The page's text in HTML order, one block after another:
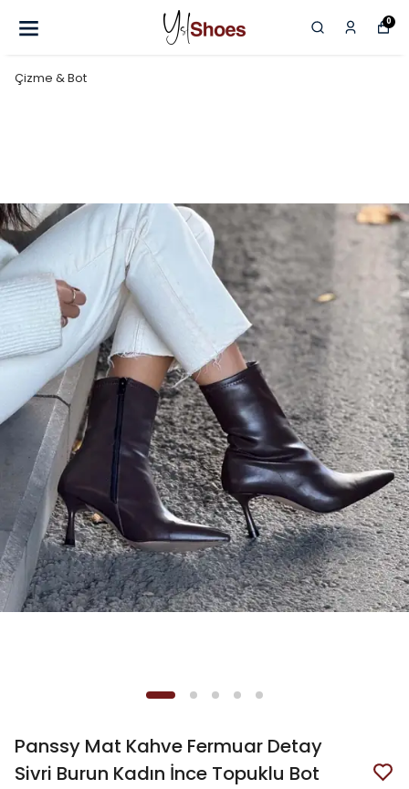
0
Çizme & Bot
Panssy Mat Kahve Fermuar Detay
Sivri Burun Kadın İnce Topuklu Bot